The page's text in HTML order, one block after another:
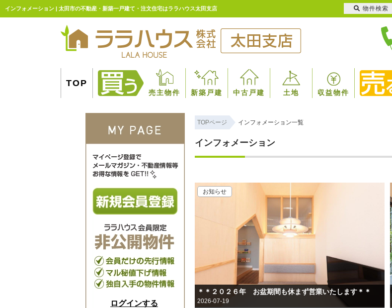
インフォメーション | 太田市の不動産・新築一戸建て・注文住宅はララハウス太田支店
TOP
売主物件 新築戸建 中古戸建 土地 収益物件
TOPページ インフォメーション一覧
インフォメーション
お知らせ
＊＊２０２６年 お盆期間も休まず営業いたします＊＊
2026-07-19
ログインする
物件検索